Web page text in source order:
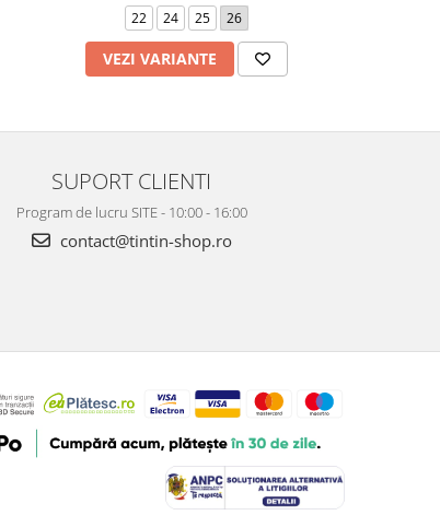
22 24 25 26
VEZI VARIANTE
SUPORT CLIENTI
Program de lucru SITE - 10:00 - 16:00
contact@tintin-shop.ro